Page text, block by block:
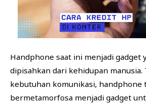
FINANSIAL
Handphone saat ini menjadi gadget
dipisahkan dari kehidupan manusia.
kebutuhan komunikasi, handphone
bermetamorfosa menjadi gadget